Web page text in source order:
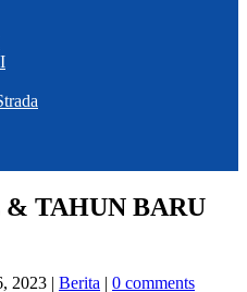
& TAHUN BARU
2023 | Berita | 0 comments